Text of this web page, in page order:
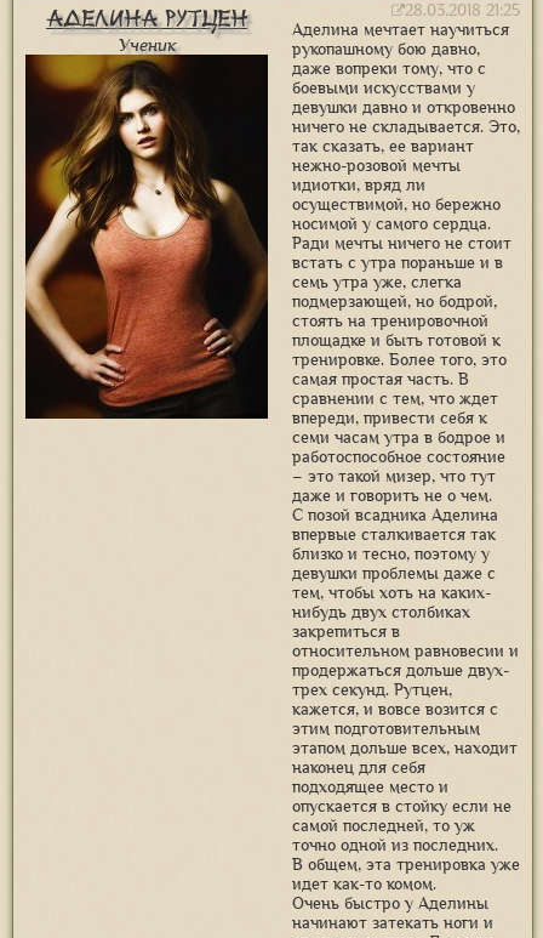
Аделина Рутцен
Ученик
28.03.2018 21:25
Аделина мечтает научиться
рукопашному бою давно,
даже вопреки тому, что с
боевыми искусствами у
девушки давно и откровенно
ничего не складывается. Это,
так сказать, ее вариант
нежно-розовой мечты
идиотки, вряд ли
осуществимой, но бережно
носимой у самого сердца.
Ради мечты ничего не стоит
встать с утра пораньше и в
семь утра уже, слегка
подмерзающей, но бодрой,
стоять на тренировочной
площадке и быть готовой к
тренировке. Более того, это
самая простая часть. В
сравнении с тем, что ждет
впереди, привести себя к
семи часам утра в бодрое и
работоспособное состояние
– это такой мизер, что тут
даже и говорить не о чем.
С позой всадника Аделина
впервые сталкивается так
близко и тесно, поэтому у
девушки проблемы даже с
тем, чтобы хоть на каких-
нибудь двух столбиках
закрепиться в
относительном равновесии и
продержаться дольше двух-
трех секунд. Рутцен,
кажется, и вовсе возится с
этим подготовительным
этапом дольше всех, находит
наконец для себя
подходящее место и
опускается в стойку если не
самой последней, то уж
точно одной из последних.
В общем, эта тренировка уже
идет как-то комом.
Очень быстро у Аделины
начинают затекать ноги и